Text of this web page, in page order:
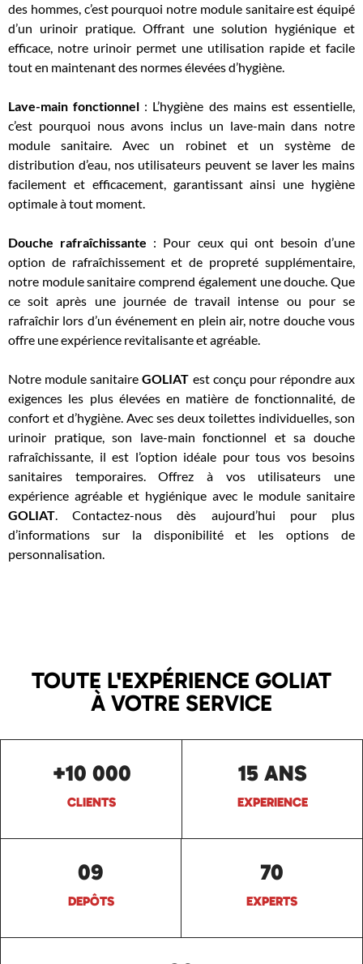
des hommes, c’est pourquoi notre module sanitaire est équipé
d’un urinoir pratique. Offrant une solution hygiénique et
efficace, notre urinoir permet une utilisation rapide et facile
tout en maintenant des normes élevées d’hygiène.
Lave-main fonctionnel : L’hygiène des mains est essentielle,
c’est pourquoi nous avons inclus un lave-main dans notre
module sanitaire. Avec un robinet et un système de
distribution d’eau, nos utilisateurs peuvent se laver les mains
facilement et efficacement, garantissant ainsi une hygiène
optimale à tout moment.
Douche rafraîchissante : Pour ceux qui ont besoin d’une
option de rafraîchissement et de propreté supplémentaire,
notre module sanitaire comprend également une douche. Que
ce soit après une journée de travail intense ou pour se
rafraîchir lors d’un événement en plein air, notre douche vous
offre une expérience revitalisante et agréable.
Notre module sanitaireGOLIAT est conçu pour répondre aux
exigences les plus élevées en matière de fonctionnalité, de
confort et d’hygiène. Avec ses deux toilettes individuelles, son
urinoir pratique, son lave-main fonctionnel et sa douche
rafraîchissante, il est l’option idéale pour tous vos besoins
sanitaires temporaires. Offrez à vos utilisateurs une
expérience agréable et hygiénique avec le module sanitaire
GOLIAT. Contactez-nous dès aujourd’hui pour plus
d’informations sur la disponibilité et les options de
personnalisation.
TOUTE L'EXPÉRIENCE GOLIAT
À VOTRE SERVICE
+10 000
CLIENTS
15 ANS
EXPERIENCE
09
DEPÔTS
70
EXPERTS